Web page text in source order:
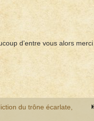
d’entre vous alors
du trône écarlate